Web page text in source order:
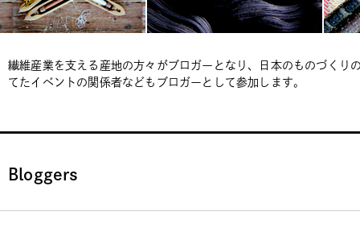
繊維産業を支える産地の方々がブロガーとなり、日本のものづく
てたイベントの関係者などもブロガーとして参加します。
Bloggers